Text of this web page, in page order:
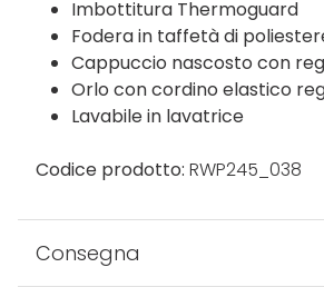
Imbottitura Thermoguard
Fodera in taffetà di
Cappuccio nascosto con
Orlo con cordino elastico
Lavabile in lavatrice
Codice prodotto: RWP245_038
Consegna